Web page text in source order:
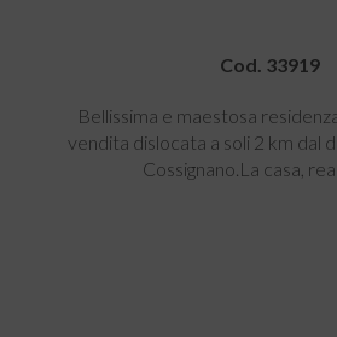
Cod. 33919
Bellissima e maestosa
vendita dislocata a soli 2 km dal
Cossignano.La casa,